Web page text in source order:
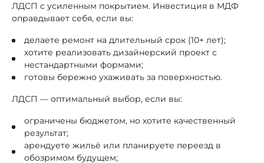
ЛДСП с усиленным покрытием. Инвестиция в МДФ
оправдывает себя, если вы:
делаете ремонт на длительный срок (10+ лет);
хотите реализовать дизайнерский проект с
нестандартными формами;
готовы бережно ухаживать за поверхностью.
ЛДСП — оптимальный выбор, если вы:
ограничены бюджетом, но хотите качественный
результат;
арендуете жильё или планируете переезд в
обозримом будущем;